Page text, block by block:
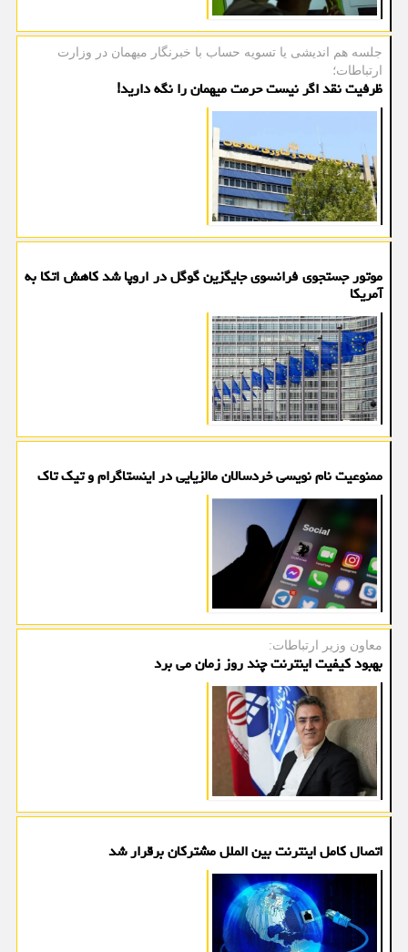
جلسه هم اندیشی یا تسویه حساب با خبرنگار میهمان در وزارت
ارتباطات؛
ظرفیت نقد اگر نیست حرمت میهمان را نگه دارید!
موتور جستجوی فرانسوی جایگزین گوگل در اروپا شد کاهش اتکا به
آمریکا
ممنوعیت نام نویسی خردسالان مالزیایی در اینستاگرام و تیک تاک
معاون وزیر ارتباطات:
بهبود کیفیت اینترنت چند روز زمان می برد
اتصال کامل اینترنت بین الملل مشترکان برقرار شد